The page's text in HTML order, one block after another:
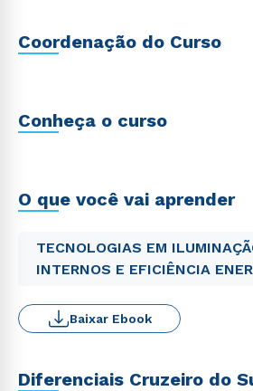
Coordenação do Curso
Conheça o curso
O que você vai aprender
TECNOLOGIAS EM
INTERNOS E EFICIÊNCIA
Baixar Ebook
Diferenciais Cruzeiro do